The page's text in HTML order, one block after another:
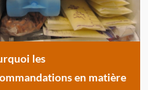
les
en matière